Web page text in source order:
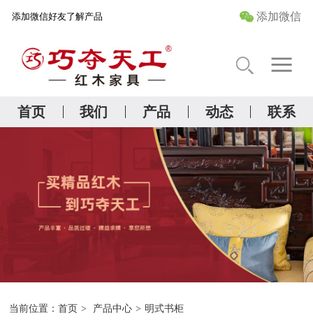
首页 我们 产品 动态 联系
当前位置：首页 > 产品中心 > 明式书柜
首 页
关于我们
精品红木研究院
产品中心
管家服务
添加微信好友了解产品 添加微信